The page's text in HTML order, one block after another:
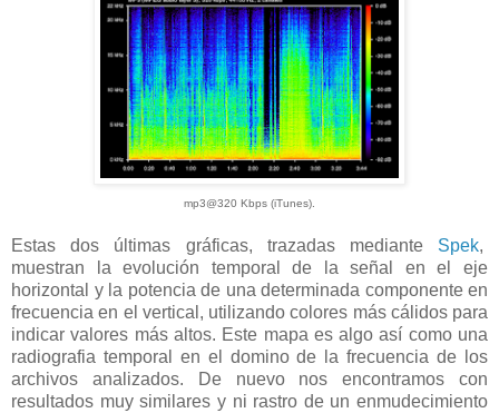
mp3@320 Kbps (iTunes).
Estas dos últimas gráficas, trazadas mediante Spek,
muestran la evolución temporal de la señal en el eje
horizontal y la potencia de una determinada componente en
frecuencia en el vertical, utilizando colores más cálidos para
indicar valores más altos. Este mapa es algo así como una
radiografia temporal en el domino de la frecuencia de los
archivos analizados. De nuevo nos encontramos con
resultados muy similares y ni rastro de un enmudecimiento